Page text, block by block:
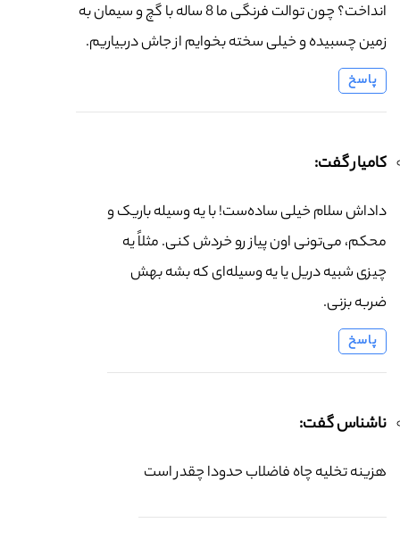
انداخت؟ چون توالت فرنگی ما 8 ساله با گچ و سیمان به
زمین چسبیده و خیلی سخته بخوایم از جاش دربیاریم.
پاسخ
کامیار گفت:
داداش سلام خیلی ساده‌ست! با یه وسیله باریک و
محکم، می‌تونی اون پیاز رو خردش کنی. مثلاً یه
چیزی شبیه دریل یا یه وسیله‌ای که بشه بهش
ضربه بزنی.
پاسخ
ناشناس گفت:
هزینه تخلیه چاه فاضلاب حدودا چقدر است